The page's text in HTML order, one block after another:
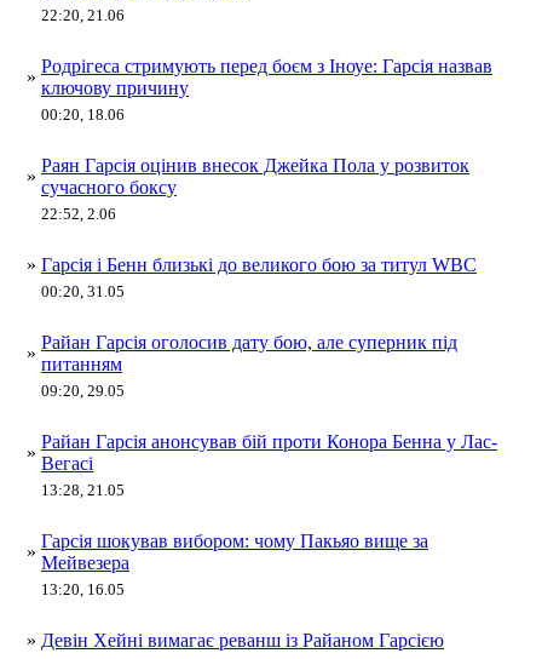
22:20, 21.06
»
Родрігеса стримують перед боєм з Іноуе: Гарсія назвав
ключову причину
00:20, 18.06
»
Раян Гарсія оцінив внесок Джейка Пола у розвиток
сучасного боксу
22:52, 2.06
» Гарсія і Бенн близькі до великого бою за титул WBC
00:20, 31.05
»
Райан Гарсія оголосив дату бою, але суперник під
питанням
09:20, 29.05
»
Райан Гарсія анонсував бій проти Конора Бенна у Лас-
Вегасі
13:28, 21.05
»
Гарсія шокував вибором: чому Пакьяо вище за
Мейвезера
13:20, 16.05
» Девін Хейні вимагає реванш із Райаном Гарсією